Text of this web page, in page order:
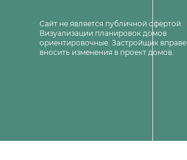
Сайт не является публичной офертой.
Визуализации планировок домов
ориентировочные. Застройщик вправе
вносить изменения в проект домов.